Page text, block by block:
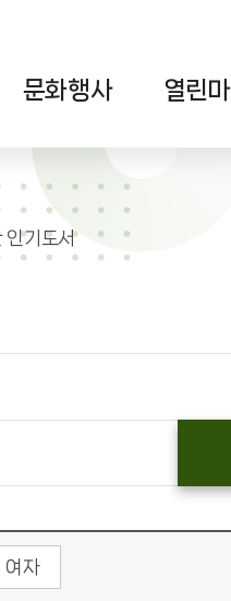
문화행사 열린
인기도서
여자